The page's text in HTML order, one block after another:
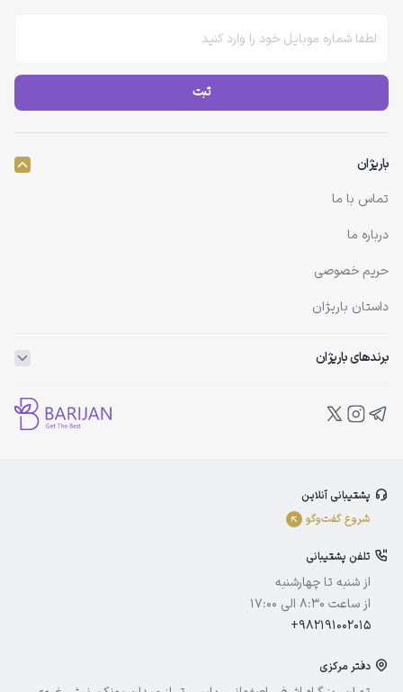
ثبت
باریژان
تماس با ما
درباره ما
حریم خصوصی
داستان باریژان
برندهای باریژان
ویتالیر
الوینا
آیسول
پشتیبانی آنلاین
شروع گفت‌و‌گو
تلفن پشتیبانی
از شنبه تا چهارشنبه
از ساعت 8:30 الی 17:00
+982191002015
دفتر مرکزی